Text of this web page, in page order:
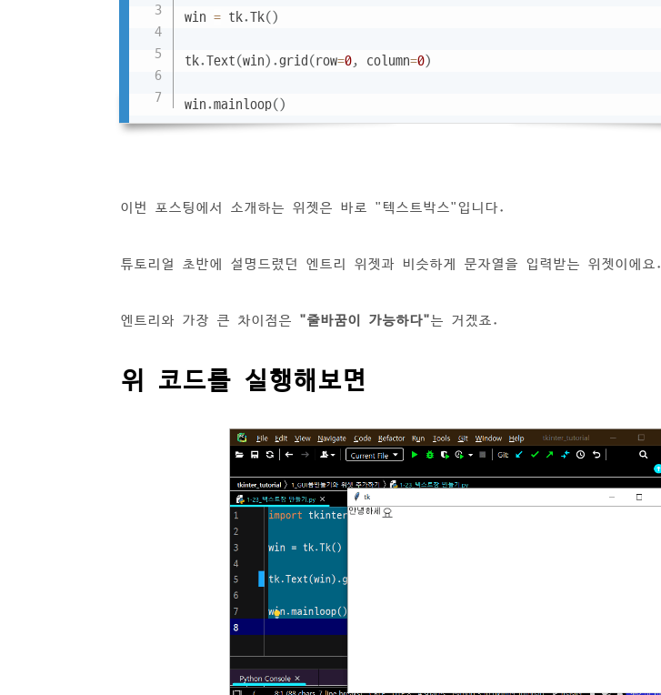
win = tk.Tk()
tk.Text(win) .grid(row=0, column=0)
win.mainloop()
이번 포스팅에서 소개하는 위젯은 바로 "텍스트박스"입니다.
튜토리얼 초반에 설명드렸던 엔트리 위젯과 비슷하게 문자열을 입력받는 위젯이에요.
엔트리와 가장 큰 차이점은 "줄바꿈이 가능하다"는 거겠죠.
위 코드를 실행해보면